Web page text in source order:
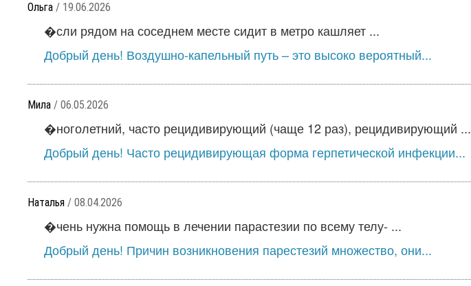
Ольга / 19.06.2026
�сли рядом на соседнем месте сидит в метро кашляет ...
Добрый день! Воздушно-капельный путь – это высоко вероятный...
Мила / 06.05.2026
�ноголетний, часто рецидивирующий (чаще 12 раз), рецидивирующий ...
Добрый день! Часто рецидивирующая форма герпетической инфекции...
Наталья / 08.04.2026
�чень нужна помощь в лечении парастезии по всему телу- ...
Добрый день! Причин возникновения парестезий множество, они...